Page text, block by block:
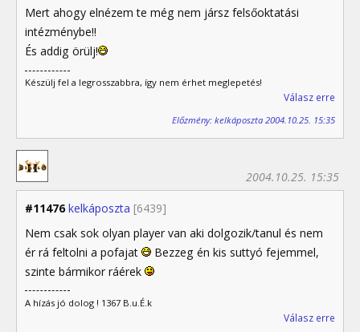
Mert ahogy elnézem te még nem jársz felsőoktatási
intézménybe!!
És addig örülj!
Készülj fel a legrosszabbra, így nem érhet meglepetés!
Válasz erre
Előzmény: kelkáposzta 2004.10.25. 15:35
#11476 kelkáposzta [6439]
2004.10.25. 15:35
Nem csak sok olyan player van aki dolgozik/tanul és nem
ér rá feltolni a pofajat
Bezzeg én kis suttyó fejemmel,
szinte bármikor ráérek
A hízás jó dolog ! 1367 B.u.É.k
Válasz erre